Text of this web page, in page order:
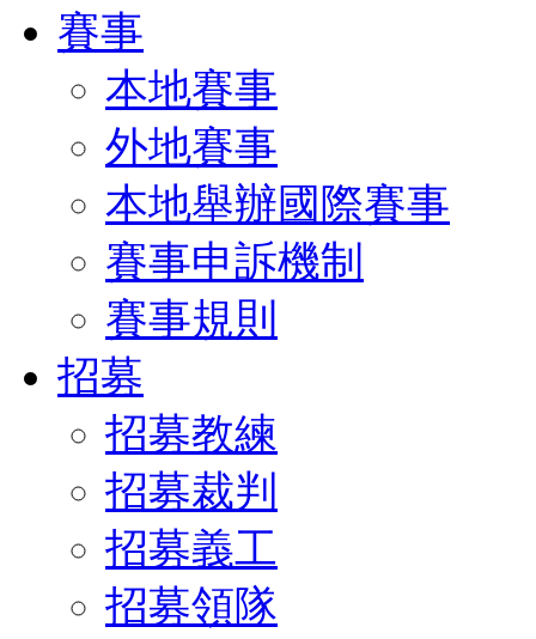
賽事
本地賽事
外地賽事
本地舉辦國際賽事
賽事申訴機制
賽事規則
招募
招募教練
招募裁判
招募義工
招募領隊